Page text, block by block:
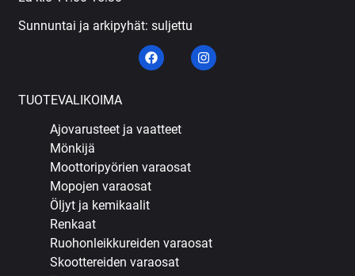
Sunnuntai ja arkipyhät: suljettu
TUOTEVALIKOIMA
Ajovarusteet ja vaatteet
Mönkijä
Moottoripyörien varaosat
Mopojen varaosat
Öljyt ja kemikaalit
Renkaat
Ruohonleikkureiden varaosat
Skoottereiden varaosat